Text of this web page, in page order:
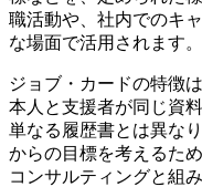
職活動や、社内でのキ
な場面で活用されます。
ジョブ・カードの特徴
本人と支援者が同じ資
単なる履歴書とは異な
からの目標を考えるた
コンサルティングと組